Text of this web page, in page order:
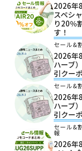
2026年
スペシ
り20％
す！
セール&
2026年
ハーブ
引クー
セール&
2026年
ハーブ
引クー
セール&
報
2026年